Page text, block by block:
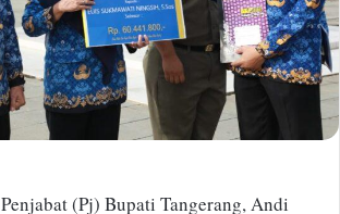
i
l
Penjabat (Pj) Bupati Tangerang, Andi